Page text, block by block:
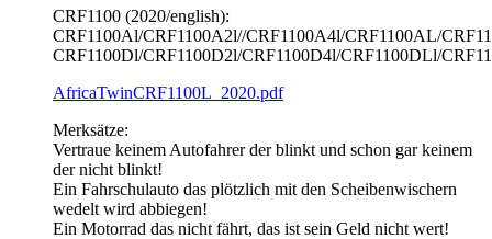
CRF1100 (2020/english):
CRF1100Al/CRF1100A2l//CRF1100A4l/CRF1100AL/
CRF1100Dl/CRF1100D2l/CRF1100D4l/CRF1100DLl/
AfricaTwinCRF1100L_2020.pdf
Merksätze:
Vertraue keinem Autofahrer der blinkt und schon gar keinem
der nicht blinkt!
Ein Fahrschulauto das plötzlich mit den Scheibenwischern
wedelt wird abbiegen!
Ein Motorrad das nicht fährt, das ist sein Geld nicht wert!